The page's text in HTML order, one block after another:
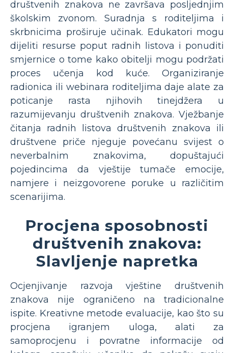
društvenih znakova ne završava posljednjim
školskim zvonom. Suradnja s roditeljima i
skrbnicima proširuje učinak. Edukatori mogu
dijeliti resurse poput radnih listova i ponuditi
smjernice o tome kako obitelji mogu podržati
proces učenja kod kuće. Organiziranje
radionica ili webinara roditeljima daje alate za
poticanje rasta njihovih tinejdžera u
razumijevanju društvenih znakova. Vježbanje
čitanja radnih listova društvenih znakova ili
društvene priče njeguje povećanu svijest o
neverbalnim znakovima, dopuštajući
pojedincima da vještije tumače emocije,
namjere i neizgovorene poruke u različitim
scenarijima.
Procjena sposobnosti
društvenih znakova:
Slavljenje napretka
Ocjenjivanje razvoja vještine društvenih
znakova nije ograničeno na tradicionalne
ispite. Kreativne metode evaluacije, kao što su
procjena igranjem uloga, alati za
samoprocjenu i povratne informacije od